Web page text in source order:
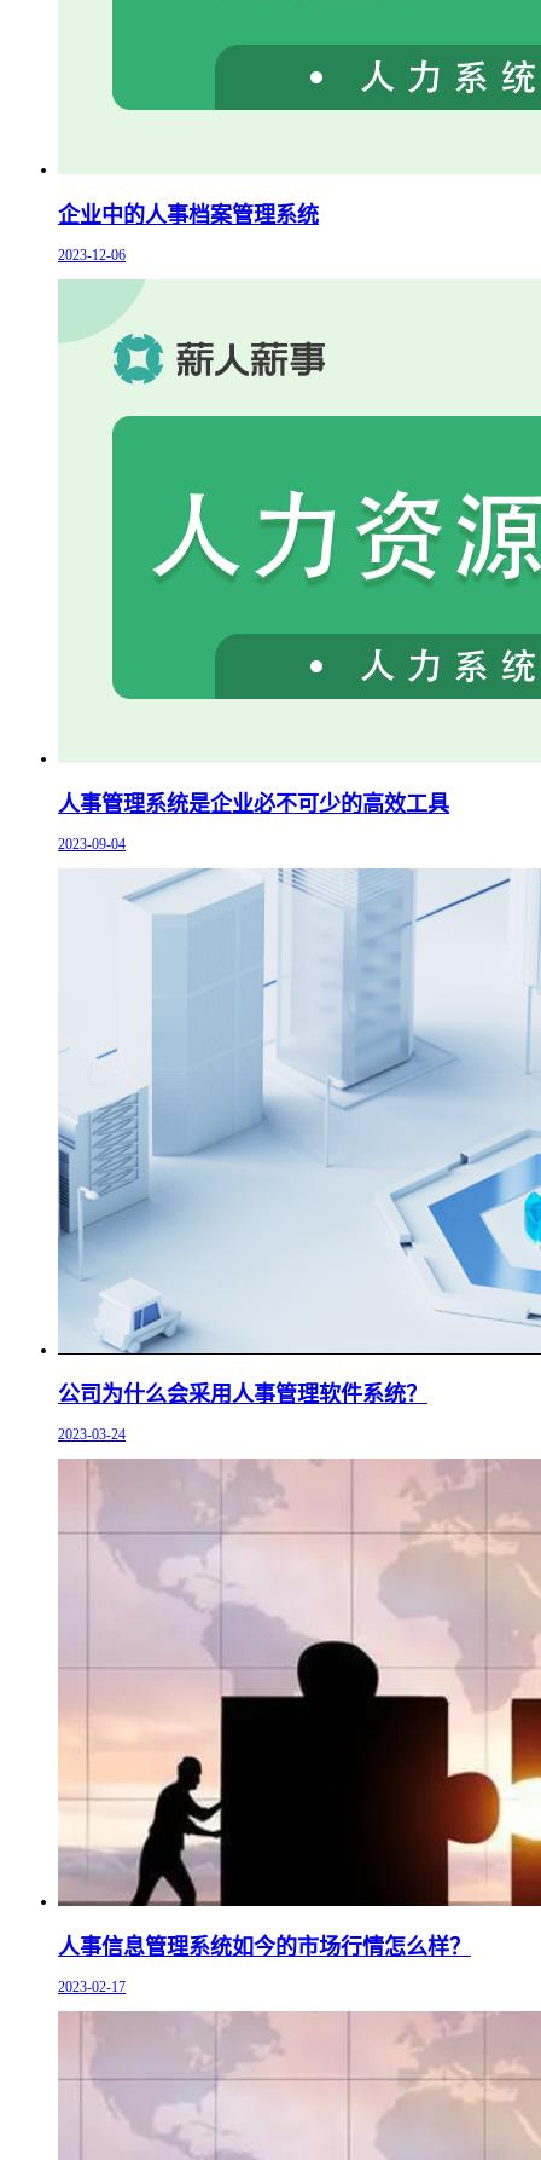
企业中的人事档案管理系统
2023-12-06
人事管理系统是企业必不可少的高效工具
2023-09-04
公司为什么会采用人事管理软件系统？
2023-03-24
人事信息管理系统如今的市场行情怎么样？
2023-02-17